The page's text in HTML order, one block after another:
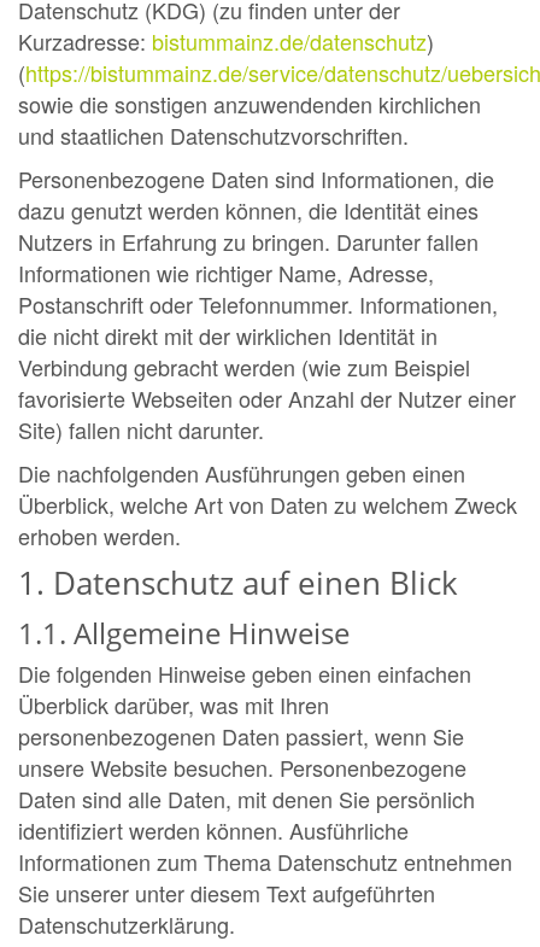
Datenschutz (KDG) (zu finden unter der
Kurzadresse: bistummainz.de/datenschutz)
(https://bistummainz.de/service/datenschutz/
sowie die sonstigen anzuwendenden kirchlichen
und staatlichen Datenschutzvorschriften.
Personenbezogene Daten sind Informationen, die
dazu genutzt werden können, die Identität eines
Nutzers in Erfahrung zu bringen. Darunter fallen
Informationen wie richtiger Name, Adresse,
Postanschrift oder Telefonnummer. Informationen,
die nicht direkt mit der wirklichen Identität in
Verbindung gebracht werden (wie zum Beispiel
favorisierte Webseiten oder Anzahl der Nutzer einer
Site) fallen nicht darunter.
Die nachfolgenden Ausführungen geben einen
Überblick, welche Art von Daten zu welchem Zweck
erhoben werden.
1. Datenschutz auf einen Blick
1.1. Allgemeine Hinweise
Die folgenden Hinweise geben einen einfachen
Überblick darüber, was mit Ihren
personenbezogenen Daten passiert, wenn Sie
unsere Website besuchen. Personenbezogene
Daten sind alle Daten, mit denen Sie persönlich
identifiziert werden können. Ausführliche
Informationen zum Thema Datenschutz entnehmen
Sie unserer unter diesem Text aufgeführten
Datenschutzerklärung.